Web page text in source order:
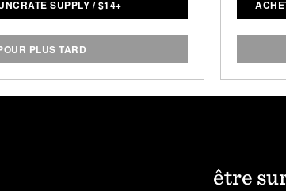
par lot de 6.
SUPPLY /$14+
PLUS TARD
la
être